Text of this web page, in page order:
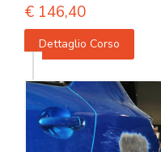
€ 146,40
Dettaglio Corso